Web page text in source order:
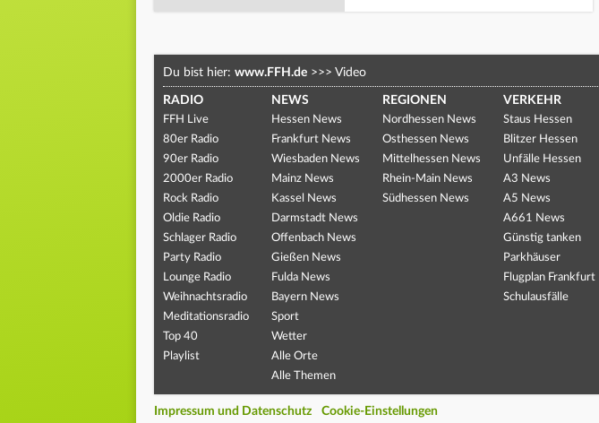
Du bist hier: www.FFH.de >>> Video
RADIO
FFH Live
80er Radio
90er Radio
2000er Radio
Rock Radio
Oldie Radio
Schlager Radio
Party Radio
Lounge Radio
Weihnachtsradio
Meditationsradio
Top 40
Playlist
NEWS
Hessen News
Frankfurt News
Wiesbaden News
Mainz News
Kassel News
Darmstadt News
Offenbach News
Gießen News
Fulda News
Bayern News
Sport
Wetter
Alle Orte
Alle Themen
REGIONEN
Nordhessen News
Osthessen News
Mittelhessen News
Rhein-Main News
Südhessen News
VERKEHR
Staus Hessen
Blitzer Hessen
Unfälle Hessen
A3 News
A5 News
A661 News
Günstig tanken
Parkhäuser
Flugplan Frankfurt
Schulausfälle
Impressum und Datenschutz Cookie-Einstellungen